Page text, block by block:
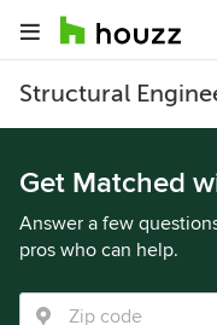
Structural
Get Matched
Answer a few
pros who can help.